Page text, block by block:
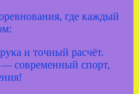
где каждый
и точный расчёт.
— современный спорт,